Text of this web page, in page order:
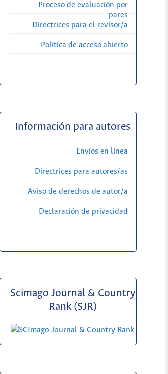
Proceso de evaluación por
pares
Directrices para el revisor/a
Política de acceso abierto
Información para autores
Envíos en línea
Directrices para autores/as
Aviso de derechos de autor/a
Declaración de privacidad
Scimago Journal & Country
Rank (SJR)